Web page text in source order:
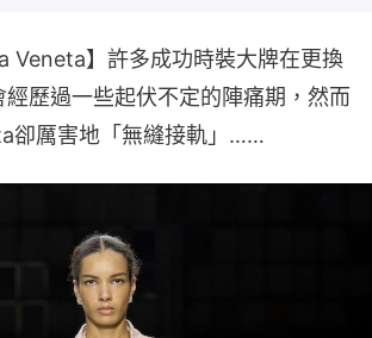
Veneta】許多成功時裝大牌在更換
經歷過一些起伏不定的陣痛期，然而
卻厲害地「無縫接軌」……